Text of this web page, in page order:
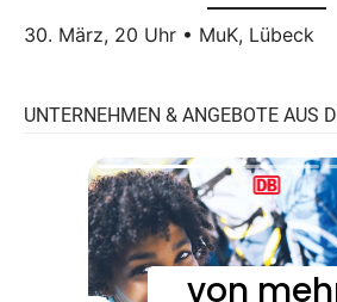
30. März, 20 Uhr • MuK, Lübeck